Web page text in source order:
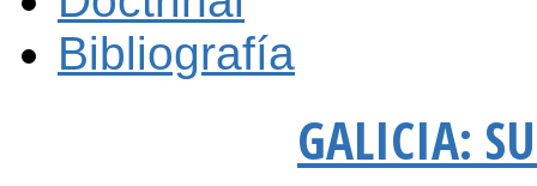
Bibliografía
GALICIA: